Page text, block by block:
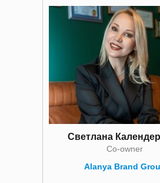
Светлана
Co-owner
Alanya Brand